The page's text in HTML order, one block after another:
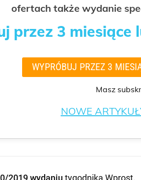
ofertach także wydanie
przez 3
WYPRÓBUJ PRZEZ 3
Masz
NOWE
2019 wydaniu tygodnika Wprost.